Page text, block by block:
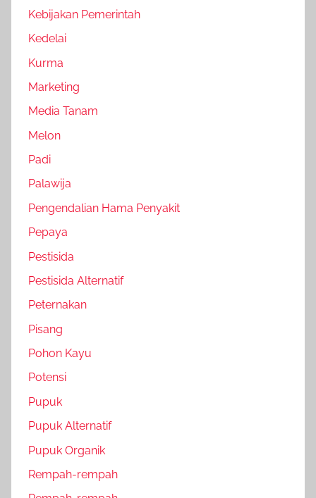
Kebijakan Pemerintah
Kedelai
Kurma
Marketing
Media Tanam
Melon
Padi
Palawija
Pengendalian Hama Penyakit
Pepaya
Pestisida
Pestisida Alternatif
Peternakan
Pisang
Pohon Kayu
Potensi
Pupuk
Pupuk Alternatif
Pupuk Organik
Rempah-rempah